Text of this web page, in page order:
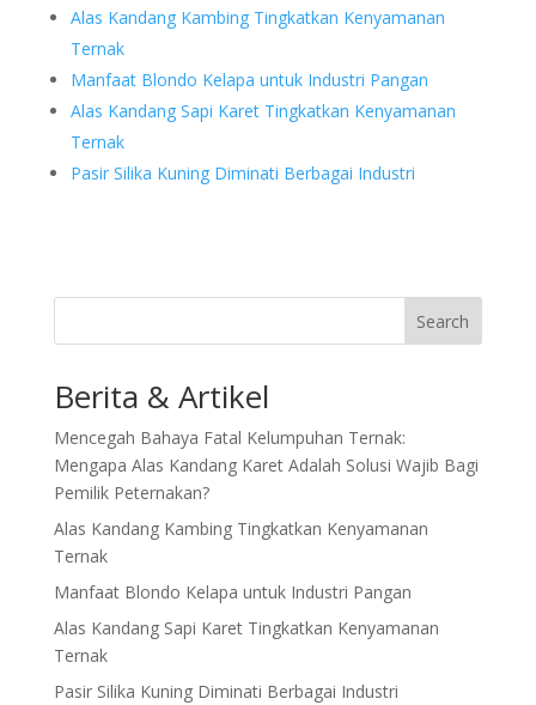
Alas Kandang Kambing Tingkatkan Kenyamanan
Ternak
Manfaat Blondo Kelapa untuk Industri Pangan
Alas Kandang Sapi Karet Tingkatkan Kenyamanan
Ternak
Pasir Silika Kuning Diminati Berbagai Industri
Search
Berita & Artikel
Mencegah Bahaya Fatal Kelumpuhan Ternak:
Mengapa Alas Kandang Karet Adalah Solusi Wajib Bagi
Pemilik Peternakan?
Alas Kandang Kambing Tingkatkan Kenyamanan
Ternak
Manfaat Blondo Kelapa untuk Industri Pangan
Alas Kandang Sapi Karet Tingkatkan Kenyamanan
Ternak
Pasir Silika Kuning Diminati Berbagai Industri